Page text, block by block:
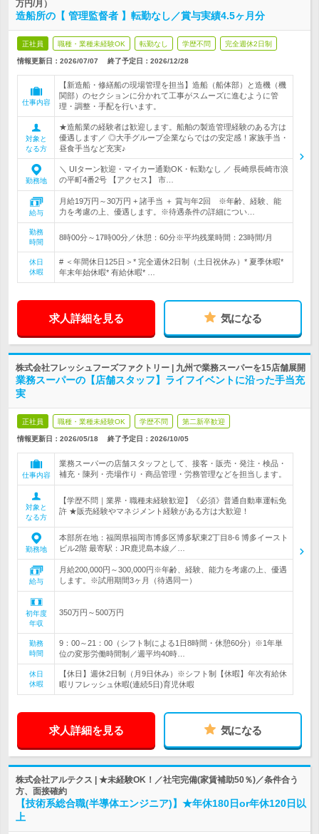
万円/月）
造船所の【 管理監督者 】転勤なし／賞与実績4.5ヶ月分
正社員 職種・業種未経験OK 転勤なし 学歴不問 完全週休2日制
情報更新日：2026/07/07 終了予定日： 2026/12/28
仕事内容
【新造船・修繕船の現場管理を担当】造船（船体部）と造機（機
関部）のセクションに分かれて工事がスムーズに進むように管
理・調整・手配を行います。
対象と
なる方
★造船業の経験者は歓迎します。船舶の製造管理経験のある方は
優遇します／ ◎大手グループ企業ならではの安定感！家族手当・
昼食手当など充実♪
勤務地
＼ UIターン歓迎・マイカー通勤OK・転勤なし ／ 長崎県長崎市浪
の平町4番2号 【アクセス】 市…
給与
月給19万円～30万円 + 諸手当 ＋ 賞与年2回 ※年齢、経験、能
力を考慮の上、優遇します。※待遇条件の詳細につい…
勤務
時間
8時00分～17時00分／休憩：60分※平均残業時間：23時間/月
休日
休暇
# ＜年間休日125日＞* 完全週休2日制（土日祝休み）* 夏季休暇*
年末年始休暇* 有給休暇* …
求人詳細を見る 気になる
株式会社フレッシュフーズファクトリー | 九州で業務スーパーを15店舗展開
業務スーパーの【店舗スタッフ】ライフイベントに沿った手当充
実
正社員 職種・業種未経験OK 学歴不問 第二新卒歓迎
情報更新日：2026/05/18 終了予定日： 2026/10/05
仕事内容
業務スーパーの店舗スタッフとして、接客・販売・発注・検品・
補充・陳列・売場作り・商品管理・労務管理などを担当します。
対象と
なる方
【学歴不問｜業界・職種未経験歓迎】《必須》普通自動車運転免
許 ★販売経験やマネジメント経験がある方は大歓迎！
勤務地
本部所在地：福岡県福岡市博多区博多駅東2丁目8-6 博多イースト
ビル2階 最寄駅：JR鹿児島本線／…
給与
月給200,000円～300,000円※年齢、経験、能力を考慮の上、優遇
します。※試用期間3ヶ月（待遇同一）
初年度
年収
350万円～500万円
勤務
時間
9：00～21：00（シフト制による1日8時間・休憩60分）※1年単
位の変形労働時間制／週平均40時…
休日
休暇
【休日】週休2日制（月9日休み）※シフト制【休暇】年次有給休
暇リフレッシュ休暇(連続5日)育児休暇
求人詳細を見る 気になる
株式会社アルテクス | ★未経験OK！／社宅完備(家賃補助50％)／条件合う
方、面接確約
【技術系総合職(半導体エンジニア)】★年休180日or年休120日以
上